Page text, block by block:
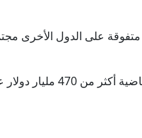
أفغانستان
في صلب الوثيقة
عام 2025، بزيادة 12.4 مليارا عن العام السابق، متفوقة على الدول
وكشفت المنظمة -الفائزة بجائزة نوبل للسلام لعام 2017- أن الدول التسع أنفقت على مدى السنوات الخمس